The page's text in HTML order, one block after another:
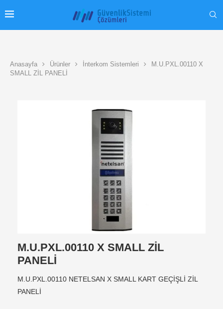
Anasayfa Ürünler İnterkom Sistemleri
M.U.PXL.00110 X
SMALL ZİL PANELİ
M.U.PXL.00110 X SMALL ZİL
PANELİ
M.U.PXL.00110 NETELSAN X SMALL KART GEÇİŞLİ ZİL
PANELİ